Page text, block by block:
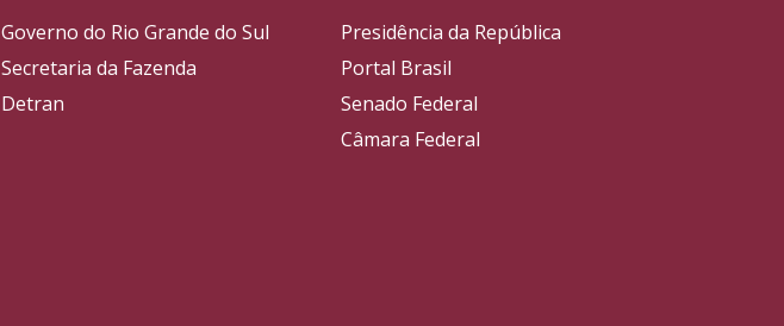
Governo do Rio Grande do Sul
Secretaria da Fazenda
Detran
Presidência da República
Portal Brasil
Senado Federal
Câmara Federal